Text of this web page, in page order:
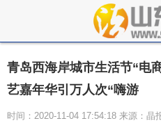
青岛西海岸城市生活节“电
艺嘉年华引万人次“嗨游
时间：2020-11-04 17:54:18 来源：晶